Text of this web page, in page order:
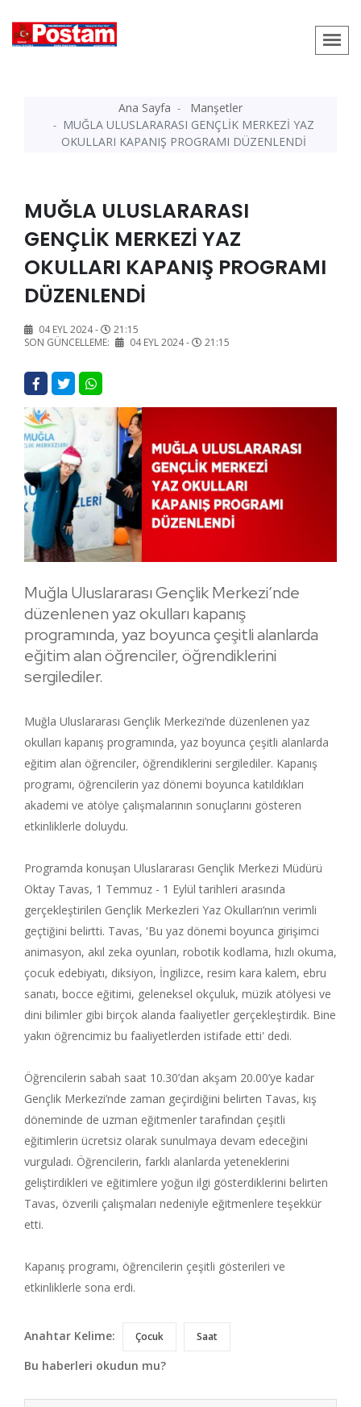
Ana Sayfa
Manşetler
MUĞLA ULUSLARARASI GENÇLİK MERKEZİ YAZ
OKULLARI KAPANIŞ PROGRAMI DÜZENLENDİ
MUĞLA ULUSLARARASI
GENÇLİK MERKEZİ YAZ
OKULLARI KAPANIŞ PROGRAMI
DÜZENLENDİ
04 EYL 2024 -
21:15
SON GÜNCELLEME:
04 EYL 2024 - 21:15
Muğla Uluslararası Gençlik Merkezi’nde
düzenlenen yaz okulları kapanış
programında, yaz boyunca çeşitli alanlarda
eğitim alan öğrenciler, öğrendiklerini
sergilediler.
Muğla Uluslararası Gençlik Merkezi’nde düzenlenen yaz
okulları kapanış programında, yaz boyunca çeşitli alanlarda
eğitim alan öğrenciler, öğrendiklerini sergilediler. Kapanış
programı, öğrencilerin yaz dönemi boyunca katıldıkları
akademi ve atölye çalışmalarının sonuçlarını gösteren
etkinliklerle doluydu.
Programda konuşan Uluslararası Gençlik Merkezi Müdürü
Oktay Tavas, 1 Temmuz - 1 Eylül tarihleri arasında
gerçekleştirilen Gençlik Merkezleri Yaz Okulları’nın verimli
geçtiğini belirtti. Tavas, 'Bu yaz dönemi boyunca girişimci
animasyon, akıl zeka oyunları, robotik kodlama, hızlı okuma,
çocuk edebiyatı, diksiyon, İngilizce, resim kara kalem, ebru
sanatı, bocce eğitimi, geleneksel okçuluk, müzik atölyesi ve
dini bilimler gibi birçok alanda faaliyetler gerçekleştirdik. Bine
yakın öğrencimiz bu faaliyetlerden istifade etti' dedi.
Öğrencilerin sabah saat 10.30’dan akşam 20.00’ye kadar
Gençlik Merkezi’nde zaman geçirdiğini belirten Tavas, kış
döneminde de uzman eğitmenler tarafından çeşitli
eğitimlerin ücretsiz olarak sunulmaya devam edeceğini
vurguladı. Öğrencilerin, farklı alanlarda yeteneklerini
geliştirdikleri ve eğitimlere yoğun ilgi gösterdiklerini belirten
Tavas, özverili çalışmaları nedeniyle eğitmenlere teşekkür
etti.
Kapanış programı, öğrencilerin çeşitli gösterileri ve
etkinliklerle sona erdi.
Anahtar Kelime: Çocuk Saat
Bu haberleri okudun mu?